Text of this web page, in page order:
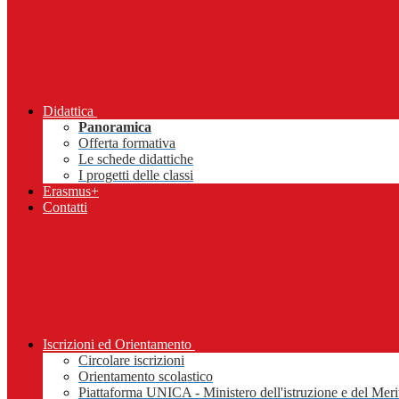
Didattica
Panoramica
Offerta formativa
Le schede didattiche
I progetti delle classi
Erasmus+
Contatti
Iscrizioni ed Orientamento
Circolare iscrizioni
Orientamento scolastico
Piattaforma UNICA - Ministero dell'istruzione e del